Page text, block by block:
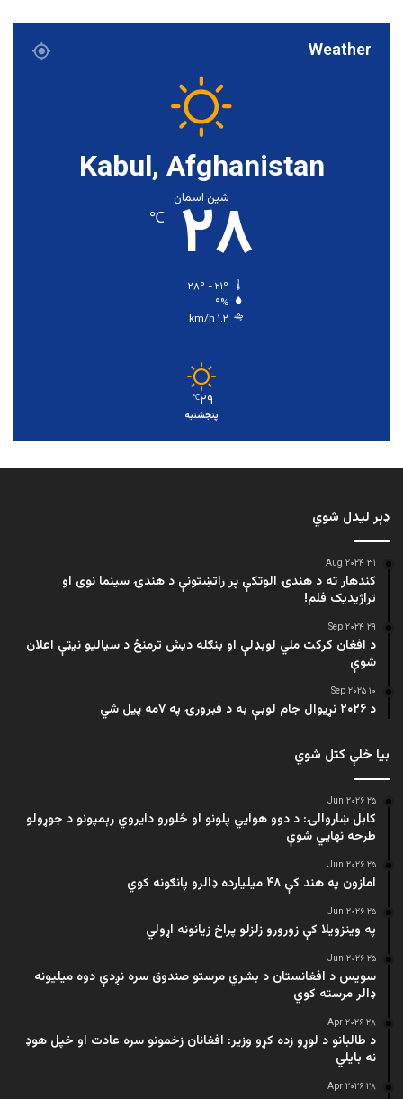
Weather
Kabul, Afghanistan
شین اسمان
۲۸ ℃
۹%
۱.۲ km/h
۲۹℃
پنجشنبه
ډېر لیدل شوي
۳۱ Aug ۲۰۲۴
کندهار ته د هندۍ الوتکې پر راتښتونې د هندۍ سینما نوی او
تراژيديک فلم!
۲۹ Sep ۲۰۲۴
د افغان کرکت ملي لوبډلې او بنګله دیش ترمنځ د سیالیو نیټې اعلان
شوې
۱۰ Sep ۲۰۲۵
د ۲۰۲۶ نړیوال جام لوبې به د فبرورۍ په ۷مه پیل شي
بیا ځلې کتل شوي
۲۵ Jun ۲۰۲۶
کابل ښاروالۍ: د دوو هوايي پلونو او څلورو دایروي رېمپونو د جوړولو
طرحه نهایي شوې
۲۵ Jun ۲۰۲۶
امازون په هند کې ۴۸ میلیارده ډالرو پانګونه کوي
۲۵ Jun ۲۰۲۶
په وینزویلا کې زورورو زلزلو پراخ زیانونه اړولي
۲۵ Jun ۲۰۲۶
سویس د افغانستان د بشري مرستو صندوق سره نږدې دوه میلیونه
ډالر مرسته کوي
۲۸ Apr ۲۰۲۶
د طالبانو د لوړو زده کړو وزیر: افغانان زخمونو سره عادت او خپل هوډ
نه بایلي
۲۸ Apr ۲۰۲۶